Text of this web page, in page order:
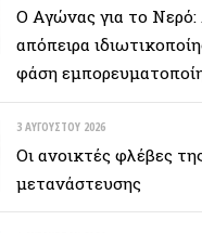
φλέβες της
του ενόχου